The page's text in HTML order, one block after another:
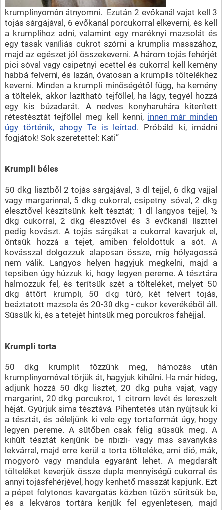
krumplinyomón átnyomni. Ezután 2 evőkanál vajat kell 3
tojás sárgájával, 6 evőkanál porcukorral elkeverni, és kell
a krumplihoz adni, valamint egy maréknyi mazsolát és
egy tasak vaníliás cukrot szórni a krumplis masszához,
majd az egészet jól összekeverni. A három tojás fehérjét
pici sóval vagy csipetnyi ecettel és cukorral kell kemény
habbá felverni, és lazán, óvatosan a krumplis töltelékhez
keverni. Minden a krumpli minőségétől függ, ha kemény
a töltelék, akkor lazítható tejföllel, ha lágy, tegyél hozzá
egy kis búzadarát. A nedves konyharuhára kiterített
rétestésztát tejföllel meg kell kenni, innen már minden
úgy történik, ahogy Te is leírtad. Próbáld ki, imádni
fogjátok! Sok szeretettel: Kati”
Krumpli béles
50 dkg lisztből 2 tojás sárgájával, 3 dl tejjel, 6 dkg vajjal
vagy margarinnal, 5 dkg cukorral, csipetnyi sóval, 2 dkg
élesztővel készítsünk kelt tésztát; 1 dl langyos tejjel, ½
dkg cukorral, 2 dkg élesztővel és 3 evőkanál liszttel
pedig kovászt. A tojás sárgákat a cukorral kavarjuk el,
öntsük hozzá a tejet, amiben feloldottuk a sót. A
kovásszal dolgozzuk alaposan össze, míg hólyagossá
nem válik. Langyos helyen hagyjuk megkelni, majd a
tepsiben úgy húzzuk ki, hogy legyen pereme. A tésztára
halmozzuk fel, és terítsük szét a tölteléket, melyet 50
dkg áttört krumpli, 50 dkg túró, két felvert tojás,
beáztatott mazsola és 20-30 dkg - cukor keverékéből áll.
Süssük ki, és a tetejét hintsük meg porcukros fahéjjal.
Krumpli torta
50 dkg krumplit főzzünk meg, hámozás után
krumplinyomóval törjük át, hagyjuk kihűlni. Ha már hideg,
adjunk hozzá 50 dkg lisztet, 20 dkg puha vajat, vagy
margarint, 20 dkg porcukrot, 1 citrom levét és lereszelt
héját. Gyúrjuk sima tésztává. Pihentetés után nyújtsuk ki
a tésztát, és béleljünk ki vele egy tortaformát úgy, hogy
legyen pereme. A sütőben csak félig süssük meg. A
kihűlt tésztát kenjünk be ribizli- vagy más savanykás
lekvárral, majd erre kerül a torta tölteléke, ami dió, mák,
mogyoró vagy mandula egyaránt lehet. A megdarált
tölteléket keverjük össze dupla mennyiségű cukorral és
annyi tojásfehérjével, hogy kenhető masszát kapjunk. Ezt
a pépet folytonos kavargatás közben tűzön sűrítsük be,
és a lekváros tortára kenjük fel egyenletesen, majd